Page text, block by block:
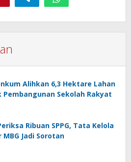
Alihkan 6,3 Hektare Lahan
Pembangunan Sekolah Rakyat
Ribuan SPPG, Tata Kelola
MBG Jadi Sorotan